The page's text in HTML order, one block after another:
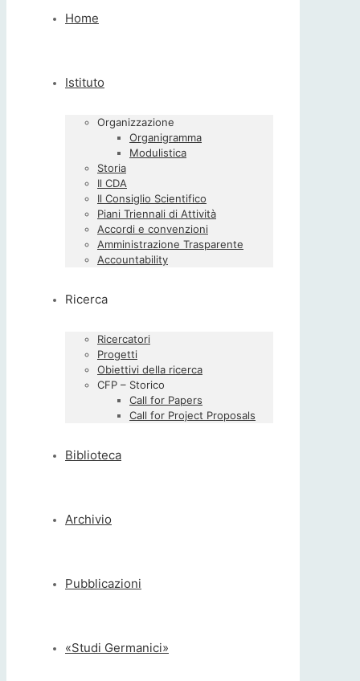
Home
Istituto
Organizzazione
Organigramma
Modulistica
Storia
Il CDA
Il Consiglio Scientifico
Piani Triennali di Attività
Accordi e convenzioni
Amministrazione Trasparente
Accountability
Ricerca
Ricercatori
Progetti
Obiettivi della ricerca
CFP – Storico
Call for Papers
Call for Project Proposals
Biblioteca
Archivio
Pubblicazioni
«Studi Germanici»